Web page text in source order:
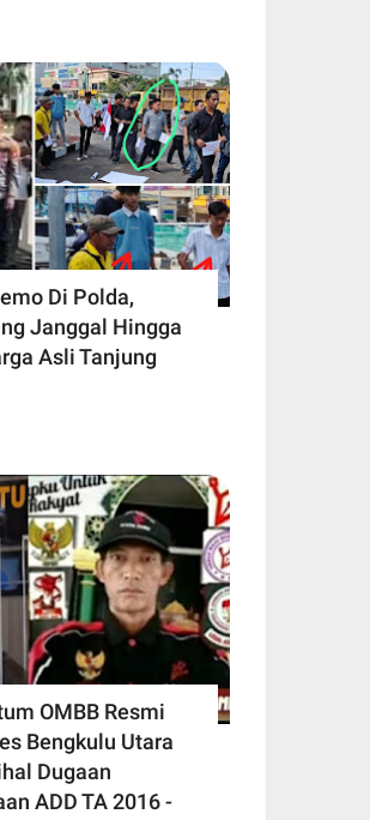
Di Polda,
Janggal Hingga
Asli Tanjung
OMBB Resmi
Bengkulu Utara
Dugaan
ADD TA 2016 -